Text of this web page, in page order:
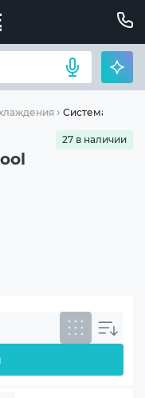
Система
27 в наличии